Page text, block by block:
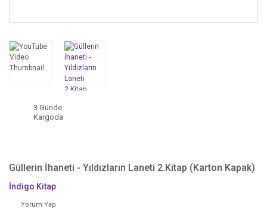
3 Günde
Kargoda
Güllerin İhaneti - Yıldızların Laneti 2.Kitap (Karton Kapak)
İndigo Kitap
Yorum Yap